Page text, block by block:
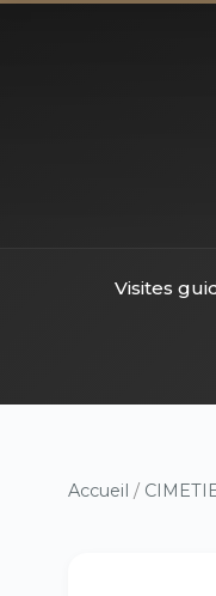
Visites
Accueil /